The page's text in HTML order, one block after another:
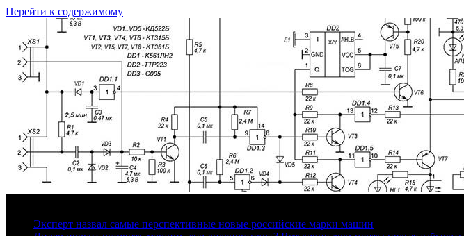
Перейти к содержимому
Эксперт назвал самые перспективные новые российские марки машин